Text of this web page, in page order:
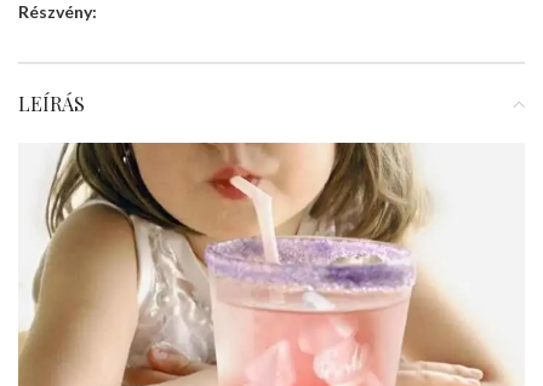
Részvény:
LEÍRÁS